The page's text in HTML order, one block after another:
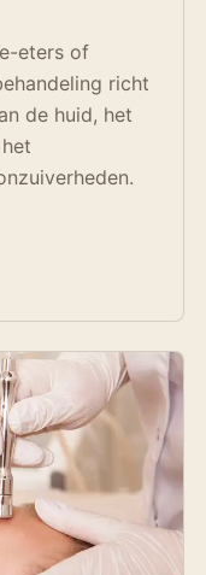
eters of
richt
de huid, het